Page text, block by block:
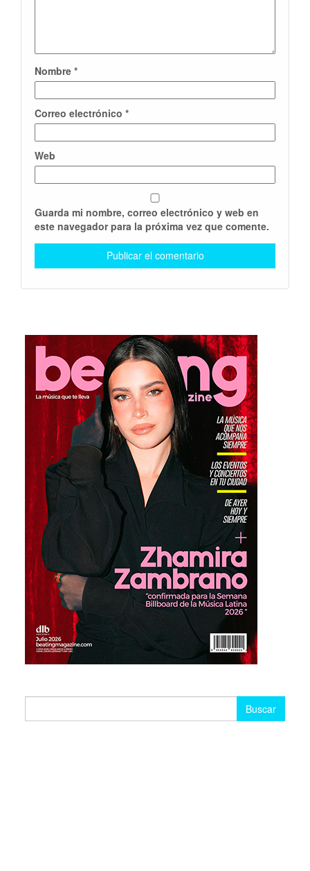
Nombre *
Correo electrónico *
Web
Guarda mi nombre, correo electrónico y web en
este navegador para la próxima vez que comente.